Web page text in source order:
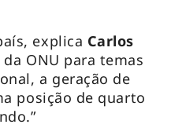
explica Carlos
ONU para temas
a geração de
posição de quarto